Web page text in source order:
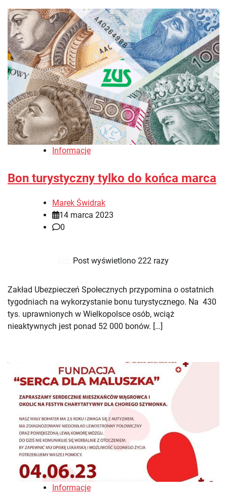
Informacje
Bon turystyczny tylko do końca marca
Marek Świdrak
14 marca 2023
0
Post wyświetlono 222 razy
Zakład Ubezpieczeń Społecznych przypomina o ostatnich
tygodniach na wykorzystanie bonu turystycznego. Na 430
tys. uprawnionych w Wielkopolsce osób, wciąż
nieaktywnych jest ponad 52 000 bonów. […]
Informacje